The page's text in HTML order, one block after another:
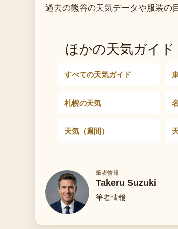
過去の熊谷の天気データや服装の
ほかの天気ガイド
すべての天気ガイド
札幌の天気
天気（週間）
筆者情報
Takeru Suzuki
筆者情報